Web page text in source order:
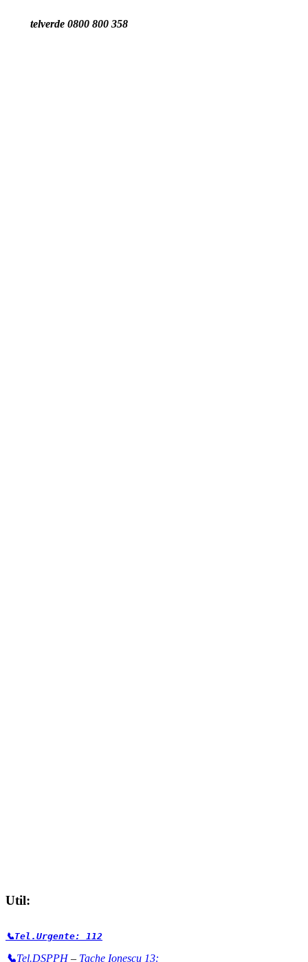
telverde 0800 800 358
Util:
📞Tel.Urgente: 112
📞Tel.DSPPH– Tache Ionescu 13: